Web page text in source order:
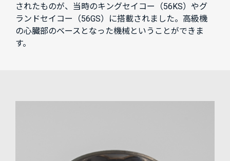
されたものが、当時のキングセイコー（56KS）やグ
ランドセイコー（56GS）に搭載されました。高級機
の心臓部のベースとなった機械ということができま
す。